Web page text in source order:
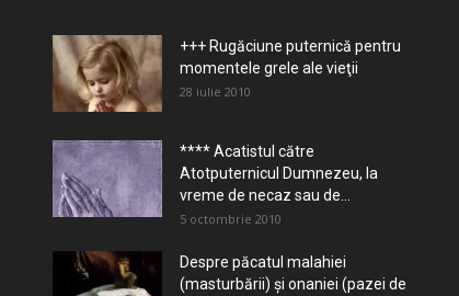
+++ Rugăciune puternică pentru
momentele grele ale vieţii
28 iulie 2010
**** Acatistul către
Atotputernicul Dumnezeu, la
vreme de necaz sau de...
5 octombrie 2010
Despre păcatul malahiei
(masturbării) şi onaniei (pazei de